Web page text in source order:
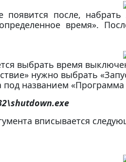
появится после,
время».
выбрать время
нужно выбрать
под названием
вписывается